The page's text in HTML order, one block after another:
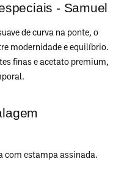
- Samuel
de curva na ponte, o
modernidade e equilíbrio.
finas e acetato premium,
com estampa assinada.